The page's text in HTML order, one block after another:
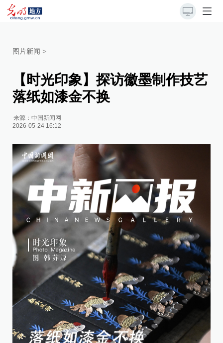
图片新闻 >
【时光印象】探访徽墨制作技艺
落纸如漆金不换
来源：中国新闻网
2026-05-24 16:12